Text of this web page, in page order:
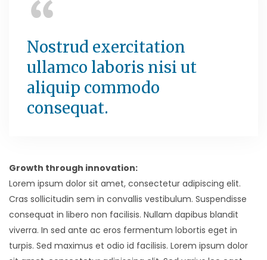
Nostrud exercitation
ullamco laboris nisi ut
aliquip commodo
consequat.
Growth through innovation:
Lorem ipsum dolor sit amet, consectetur adipiscing elit.
Cras sollicitudin sem in convallis vestibulum. Suspendisse
consequat in libero non facilisis. Nullam dapibus blandit
viverra. In sed ante ac eros fermentum lobortis eget in
turpis. Sed maximus et odio id facilisis. Lorem ipsum dolor